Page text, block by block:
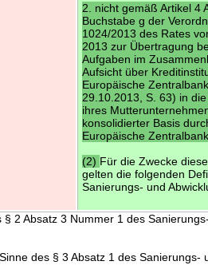
2. nicht gemäß Artikel 4
Buchstabe g der
1024/2013 des Rates
2013 zur Übertragung
Aufgaben im
Aufsicht über
Europäische
29.10.2013, S. 63) in
ihres
konsolidierter Basis
Europäische
(2) Für die Zwecke
gelten die folgenden
Sanierungs- und
§ 2 Absatz 3 Nummer 1 des
des § 3 Absatz 1 des Sanierungs-